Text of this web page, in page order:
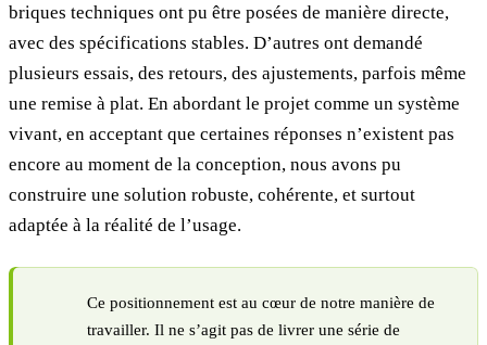
briques techniques ont pu être posées de manière directe,
avec des spécifications stables. D’autres ont demandé
plusieurs essais, des retours, des ajustements, parfois même
une remise à plat. En abordant le projet comme un système
vivant, en acceptant que certaines réponses n’existent pas
encore au moment de la conception, nous avons pu
construire une solution robuste, cohérente, et surtout
adaptée à la réalité de l’usage.
Ce positionnement est au cœur de notre manière de
travailler. Il ne s’agit pas de livrer une série de